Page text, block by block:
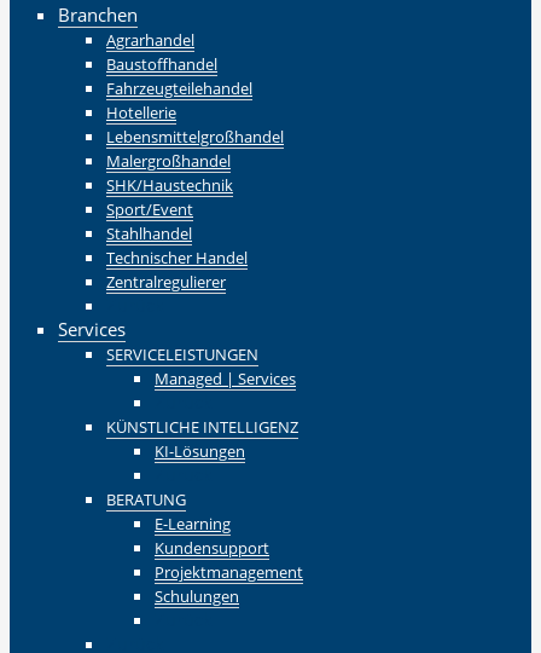
Branchen
Agrarhandel
Baustoffhandel
Fahrzeugteilehandel
Hotellerie
Lebensmittelgroßhandel
Malergroßhandel
SHK/Haustechnik
Sport/Event
Stahlhandel
Technischer Handel
Zentralregulierer
Services
SERVICELEISTUNGEN
Managed | Services
KÜNSTLICHE INTELLIGENZ
KI-Lösungen
BERATUNG
E-Learning
Kundensupport
Projektmanagement
Schulungen